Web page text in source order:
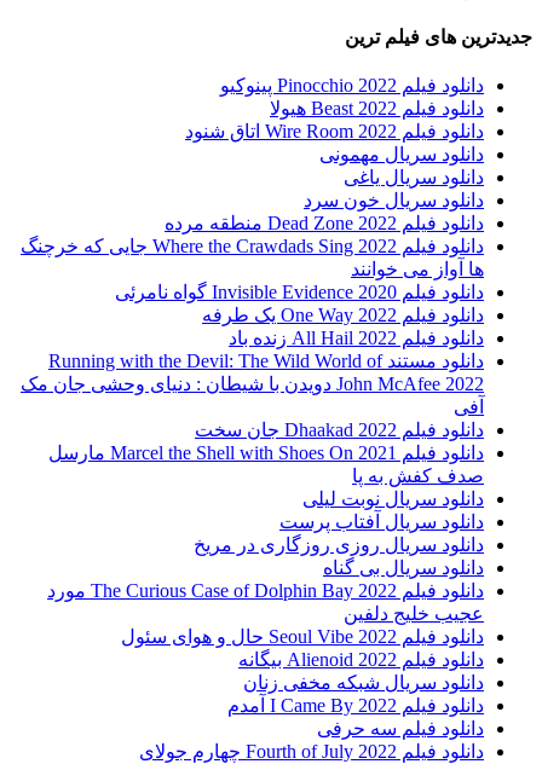
جدیدترین های فیلم ترین
دانلود فیلم Pinocchio 2022 پینوکیو
دانلود فیلم Beast 2022 هیولا
دانلود فیلم Wire Room 2022 اتاق شنود
دانلود سریال مهمونی
دانلود سریال یاغی
دانلود سریال خون سرد
دانلود فیلم 2022 Dead Zone منطقه مرده
دانلود فیلم Where the Crawdads Sing 2022 جایی که خرچنگ
ها آواز می خوانند
دانلود فیلم 2020 Invisible Evidence گواه نامرئی
دانلود فیلم One Way 2022 یک طرفه
دانلود فیلم All Hail 2022 زنده باد
دانلود مستند Running with the Devil: The Wild World of
John McAfee 2022 دویدن با شیطان : دنیای وحشی جان مک
آفی
دانلود فیلم Dhaakad 2022 جان سخت
دانلود فیلم Marcel the Shell with Shoes On 2021 مارسل
صدف کفش به پا
دانلود سریال نوبت لیلی
دانلود سریال آفتاب پرست
دانلود سریال روزی روزگاری در مریخ
دانلود سریال بی گناه
دانلود فیلم The Curious Case of Dolphin Bay 2022 مورد
عجیب خلیج دلفین
دانلود فیلم Seoul Vibe 2022 حال و هوای سئول
دانلود فیلم Alienoid 2022 بیگانه
دانلود سریال شبکه مخفی زنان
دانلود فیلم I Came By 2022 آمدم
دانلود فیلم سه حرفی
دانلود فیلم Fourth of July 2022 چهارم جولای